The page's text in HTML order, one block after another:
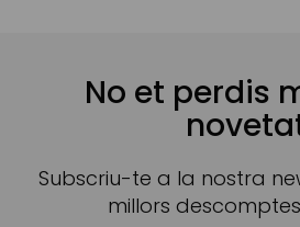
No et perdis
Subscriu-te a la nostra
millors